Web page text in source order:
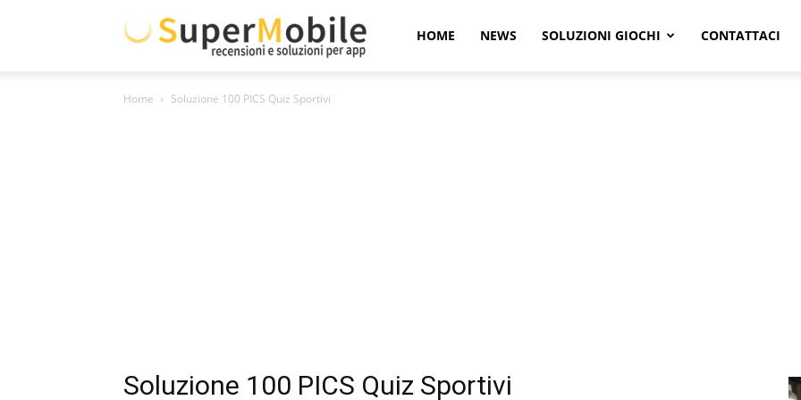
Super HOME NEWS SOLUZIONI GIOCHI CONTATTACI
Home Soluzione 100 PICS Quiz Sportivi
Soluzione 100 PICS Quiz Sportivi